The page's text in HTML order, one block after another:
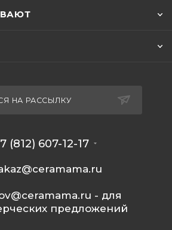
НА РАССЫЛКУ
(812) 607-12-17
- для
предложений